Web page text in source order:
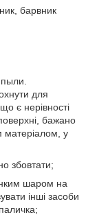
барвник
для
є нерівності
бажано
матеріалом, у
збовтати;
шаром на
інші засоби